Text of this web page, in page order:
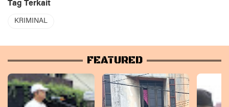
Tag Terkait
KRIMINAL
FEATURED